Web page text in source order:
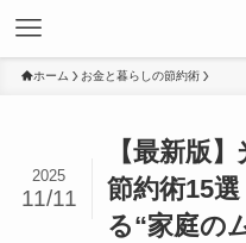
ホーム お金と暮らしの節約術
【最新版
節約術15
る“家庭の
2025
11/11